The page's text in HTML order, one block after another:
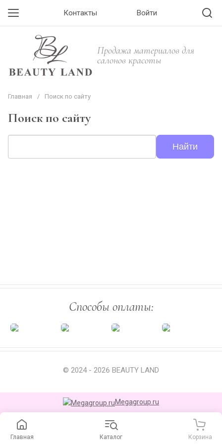
Контакты Войти
Продажа материалов для
салонов красоты
Главная / Поиск по сайту
Поиск по сайту
Найти
Способы оплаты:
© 2024 - 2026 BEAUTY LAND
Megagroup.ru
Главная Каталог Корзина